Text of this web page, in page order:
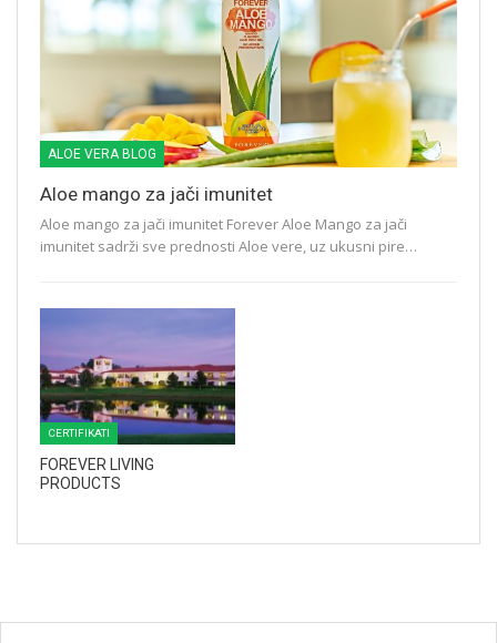
ALOE VERA BLOG
Aloe mango za jači imunitet
Aloe mango za jači imunitet Forever Aloe Mango za jači
imunitet sadrži sve prednosti Aloe vere, uz ukusni pire…
CERTIFIKATI
FOREVER LIVING
PRODUCTS